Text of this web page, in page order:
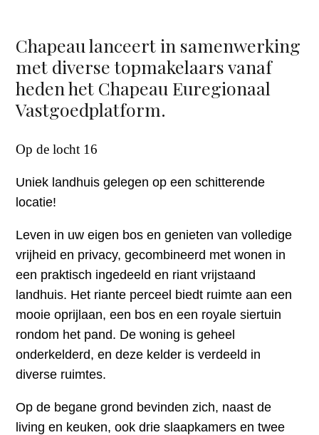
Chapeau lanceert in samenwerking
met diverse topmakelaars vanaf
heden het Chapeau Euregionaal
Vastgoedplatform.
Op de locht 16
Uniek landhuis gelegen op een schitterende
locatie!
Leven in uw eigen bos en genieten van volledige
vrijheid en privacy, gecombineerd met wonen in
een praktisch ingedeeld en riant vrijstaand
landhuis. Het riante perceel biedt ruimte aan een
mooie oprijlaan, een bos en een royale siertuin
rondom het pand. De woning is geheel
onderkelderd, en deze kelder is verdeeld in
diverse ruimtes.
Op de begane grond bevinden zich, naast de
living en keuken, ook drie slaapkamers en twee